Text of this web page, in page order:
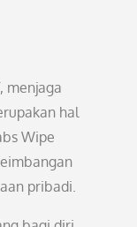
menjaga
hal
Wipe
pribadi.